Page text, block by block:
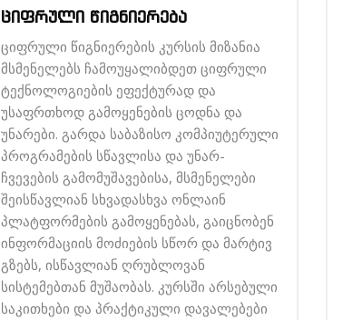
ციფრული წიგნიერება
ციფრული წიგნიერების კურსის მიზანია
მსმენელებს ჩამოუყალიბდეთ ციფრული
ტექნოლოგიების ეფექტურად და
უსაფრთხოდ გამოყენების ცოდნა და
უნარები. გარდა საბაზისო კომპიუტერული
პროგრამების სწავლისა და უნარ-
ჩვევების გამომუშავებისა, მსმენელები
შეისწავლიან სხვადასხვა ონლაინ
პლატფორმების გამოყენებას, გაიცნობენ
ინფორმაციის მოძიების სწორ და მარტივ
გზებს, ისწავლიან ღრუბლოვან
სისტემებთან მუშაობას. კურსში არსებული
საკითხები და პრაქტიკული დავალებები